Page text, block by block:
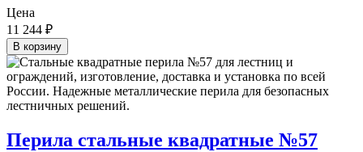
Цена
11 244 ₽
В корзину
Перила стальные квадратные №57